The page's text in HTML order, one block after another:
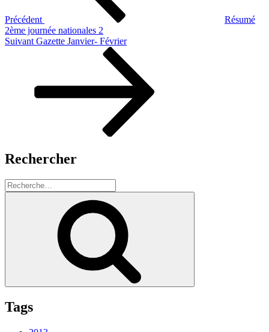
Précédent
Résumé
2ème journée nationales 2
Article
Suivant Gazette Janvier- Février
Rechercher
Recherche
pour
Tags